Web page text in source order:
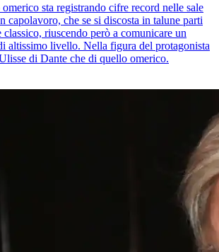
sta registrando cifre record nelle sale
capolavoro, che se si discosta in talune parti
riuscendo però a comunicare un
altissimo livello. Nella figura del protagonista
di Dante che di quello omerico.